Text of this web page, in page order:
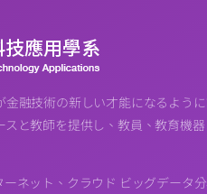
融技術の新しい才能になるよう
と教師を提供し、教員、教育機
ネット、クラウド ビッグデータ